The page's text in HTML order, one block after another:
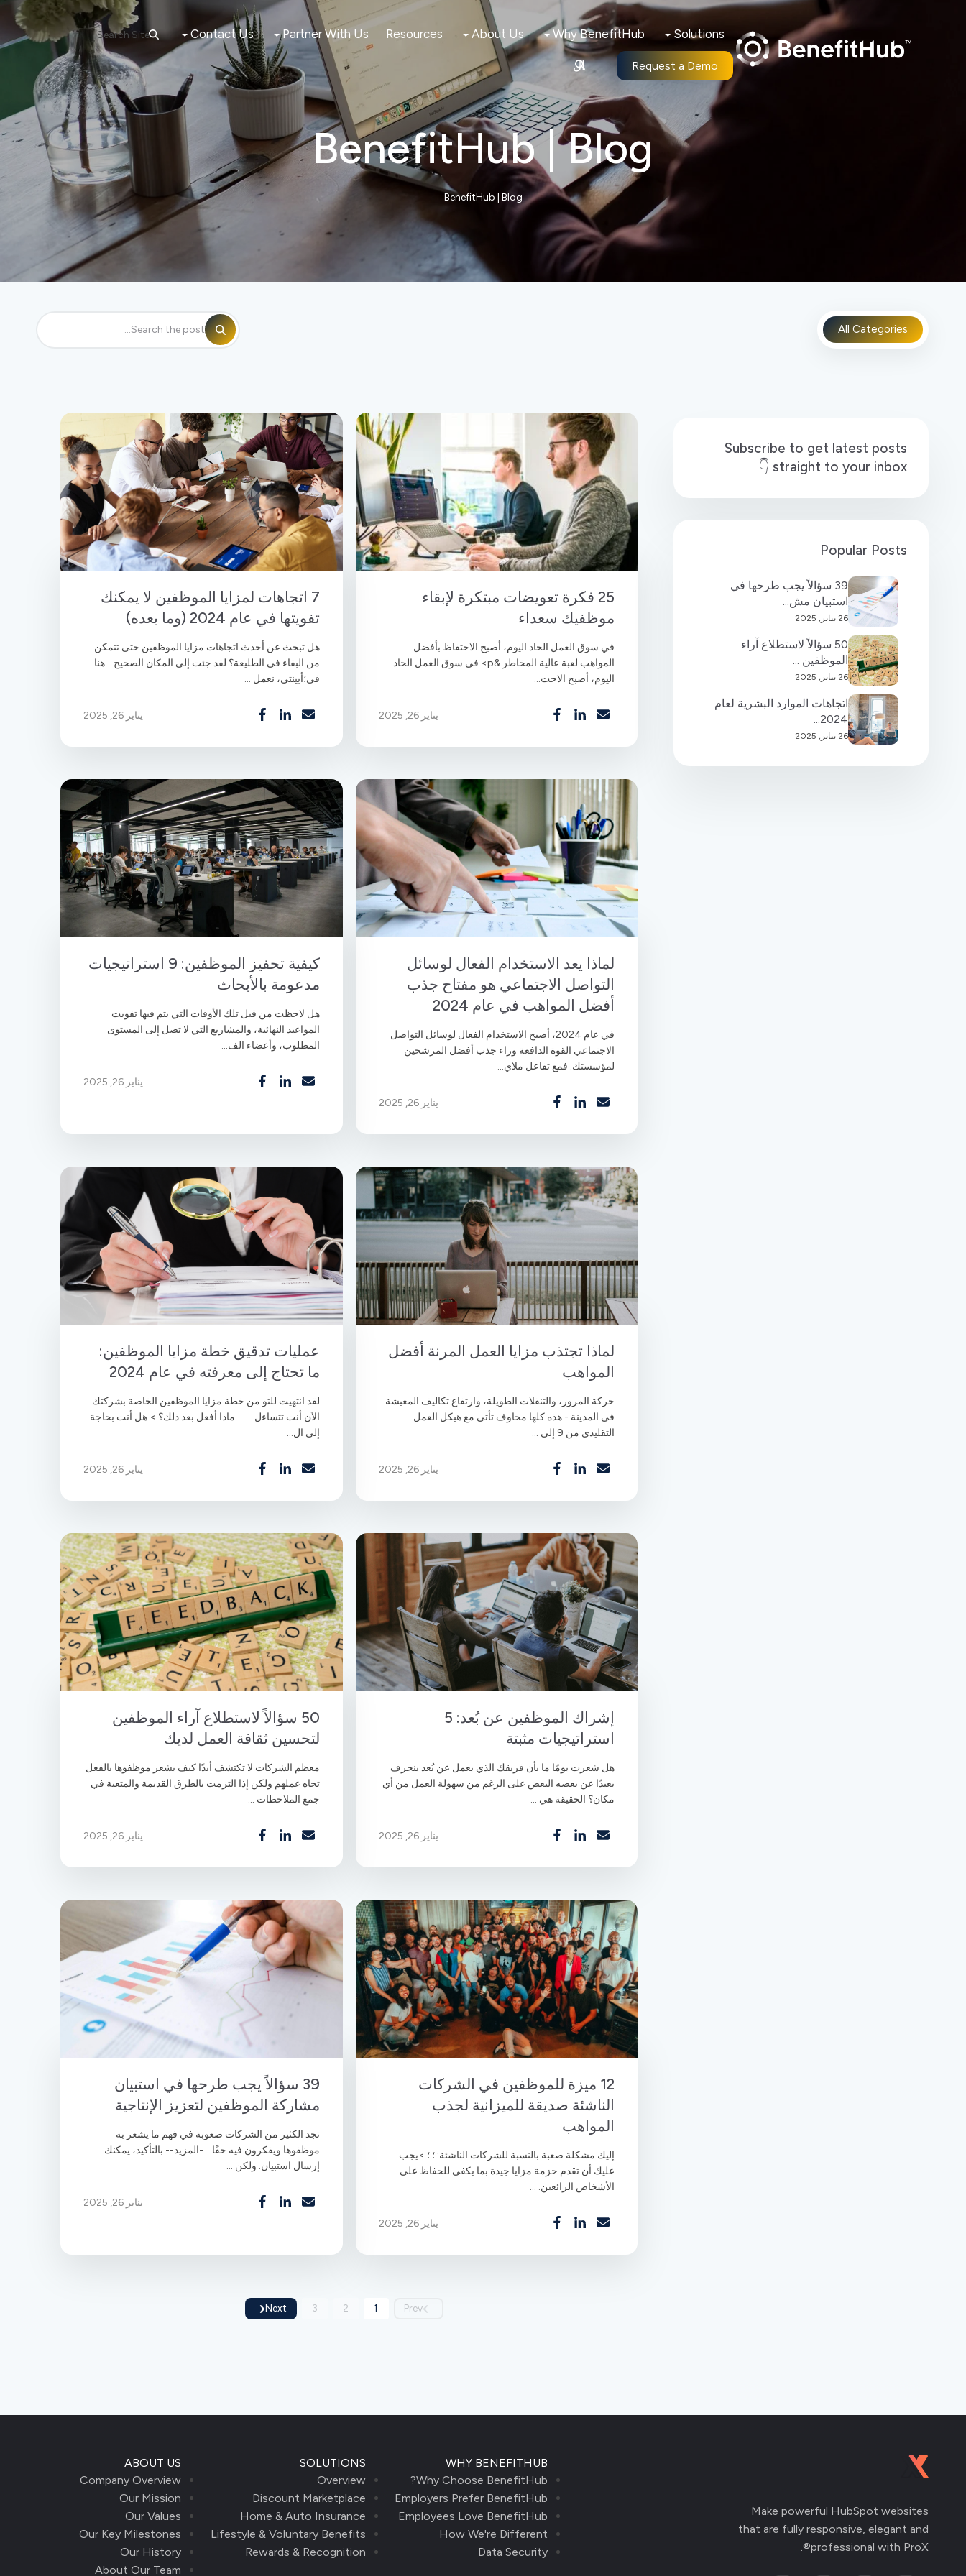
Solutions
Why BenefitHub
About Us
Resources
Partner With Us
Contact Us
Search Site
Request a Demo ال
BenefitHub | Blog
BenefitHub | Blog
All Categories
25 فكرة تعويضات مبتكرة لإبقاء
موظفيك سعداء
في سوق العمل الحاد اليوم، أصبح الاحتفاظ بأفضل
المواهب لعبة عالية المخاطر.&p> في سوق العمل الحاد
اليوم، أصبح الاحت...
يناير 26, 2025
7 اتجاهات لمزايا الموظفين لا يمكنك
تفويتها في عام 2024 (وما بعده)
هل تبحث عن أحدث اتجاهات مزايا الموظفين حتى تتمكن
من البقاء في الطليعة؟ لقد جئت إلى المكان الصحيح. . هنا
في؛أبينتي، نعمل ...
يناير 26, 2025
لماذا يعد الاستخدام الفعال لوسائل
التواصل الاجتماعي هو مفتاح جذب
أفضل المواهب في عام 2024
في عام 2024، أصبح الاستخدام الفعال لوسائل التواصل
الاجتماعي القوة الدافعة وراء جذب أفضل المرشحين
لمؤسستك. فمع تفاعل ملاي...
يناير 26, 2025
كيفية تحفيز الموظفين: 9 استراتيجيات
مدعومة بالأبحاث
هل لاحظت من قبل تلك الأوقات التي يتم فيها تفويت
المواعيد النهائية، والمشاريع التي لا تصل إلى المستوى
المطلوب، وأعضاء الف...
يناير 26, 2025
لماذا تجتذب مزايا العمل المرنة أفضل
المواهب
حركة المرور، والتنقلات الطويلة، وارتفاع تكاليف المعيشة
في المدينة - هذه كلها مخاوف تأتي مع هيكل العمل
التقليدي من 9 إلى ...
يناير 26, 2025
عمليات تدقيق خطة مزايا الموظفين:
ما تحتاج إلى معرفته في عام 2024
لقد انتهيت للتو من خطة مزايا الموظفين الخاصة بشركتك.
الآن أنت تتساءل... . ...ماذا أفعل بعد ذلك؟ > هل أنت بحاجة
إلى ال...
يناير 26, 2025
إشراك الموظفين عن بُعد: 5
استراتيجيات مثبتة
هل شعرت يومًا ما بأن فريقك الذي يعمل عن بُعد ينجرف
بعيدًا عن بعضه البعض على الرغم من سهولة العمل من أي
مكان؟ الحقيقة هي ...
يناير 26, 2025
50 سؤالاً لاستطلاع آراء الموظفين
لتحسين ثقافة العمل لديك
معظم الشركات لا تكتشف أبدًا كيف يشعر موظفوها بالفعل
تجاه عملهم ولكن إذا التزمت بالطرق القديمة والمتعبة في
جمع الملاحظات ...
يناير 26, 2025
12 ميزة للموظفين في الشركات
الناشئة صديقة للميزانية لجذب
المواهب
إليك مشكلة صعبة بالنسبة للشركات الناشئة: ؛ ؛ >يجب
عليك أن تقدم حزمة مزايا جيدة بما يكفي للحفاظ على
الأشخاص الرائعين. ...
يناير 26, 2025
39 سؤالاً يجب طرحها في استبيان
مشاركة الموظفين لتعزيز الإنتاجية
تجد الكثير من الشركات صعوبة في فهم ما يشعر به
موظفوها ويفكرون فيه حقًا. . -المزيد-- بالتأكيد، يمكنك
إرسال استبيان. ولكن ...
يناير 26, 2025
Prev
1
2
3
Next
Subscribe to get latest posts
straight to your inbox 👇
Popular Posts
39 سؤالاً يجب طرحها في
استبيان مش...
26 يناير, 2025
50 سؤالاً لاستطلاع آراء
الموظفين ...
26 يناير, 2025
اتجاهات الموارد البشرية لعام
2024...
26 يناير, 2025
Make powerful HubSpot websites
that are fully responsive, elegant and
professional with ProX®.
WHY BENEFITHUB
Why Choose BenefitHub?
Employers Prefer BenefitHub
Employees Love BenefitHub
How We're Different
Data Security
SOLUTIONS
Overview
Discount Marketplace
Home & Auto Insurance
Lifestyle & Voluntary Benefits
Rewards & Recognition
ABOUT US
Company Overview
Our Mission
Our Values
Our Key Milestones
Our History
About Our Team